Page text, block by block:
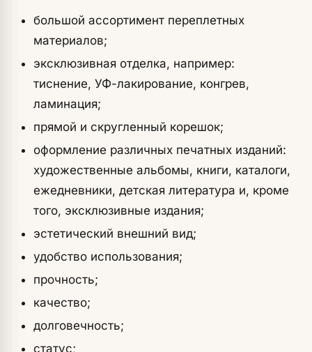
большой ассортимент переплетных
материалов;
эксклюзивная отделка, например:
тиснение, УФ-лакирование, конгрев,
ламинация;
прямой и скругленный корешок;
оформление различных печатных изданий:
художественные альбомы, книги, каталоги,
ежедневники, детская литература и, кроме
того, эксклюзивные издания;
эстетический внешний вид;
удобство использования;
прочность;
качество;
долговечность;
статус;